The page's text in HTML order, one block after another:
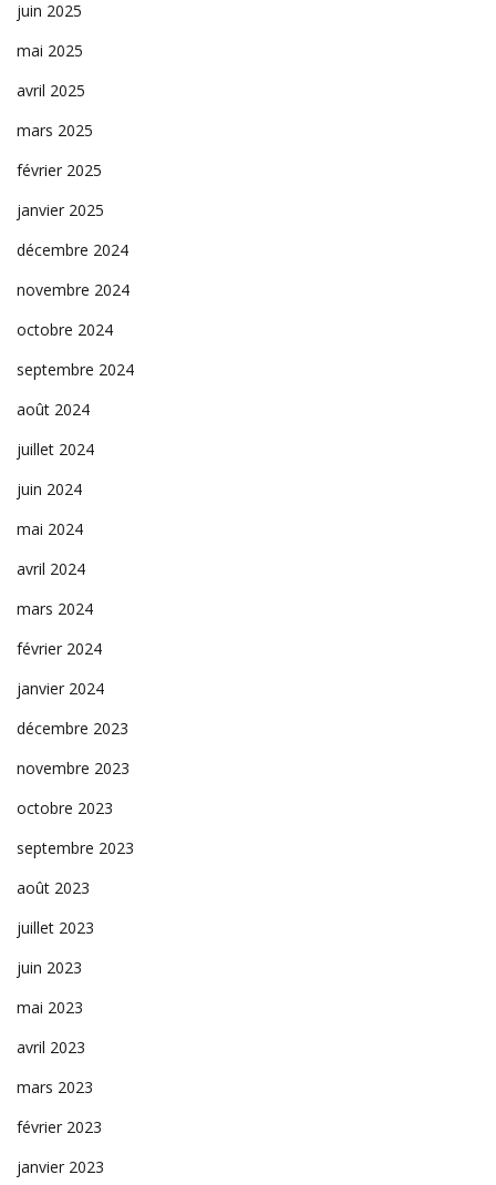
juin 2025
mai 2025
avril 2025
mars 2025
février 2025
janvier 2025
décembre 2024
novembre 2024
octobre 2024
septembre 2024
août 2024
juillet 2024
juin 2024
mai 2024
avril 2024
mars 2024
février 2024
janvier 2024
décembre 2023
novembre 2023
octobre 2023
septembre 2023
août 2023
juillet 2023
juin 2023
mai 2023
avril 2023
mars 2023
février 2023
janvier 2023